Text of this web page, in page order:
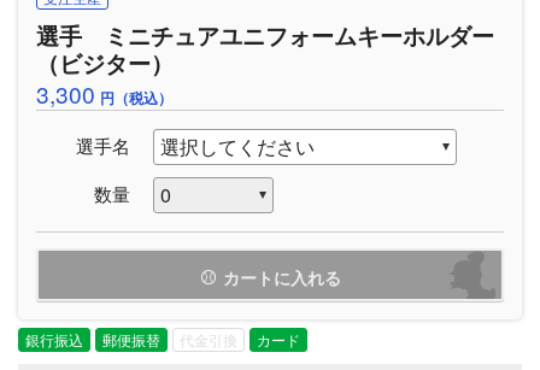
選手 ミニチュアユニフォームキーホルダー
（ビジター）
3,300 円（税込）
選手名
数量
カートに入れる
銀行振込 郵便振替 代金引換 カード